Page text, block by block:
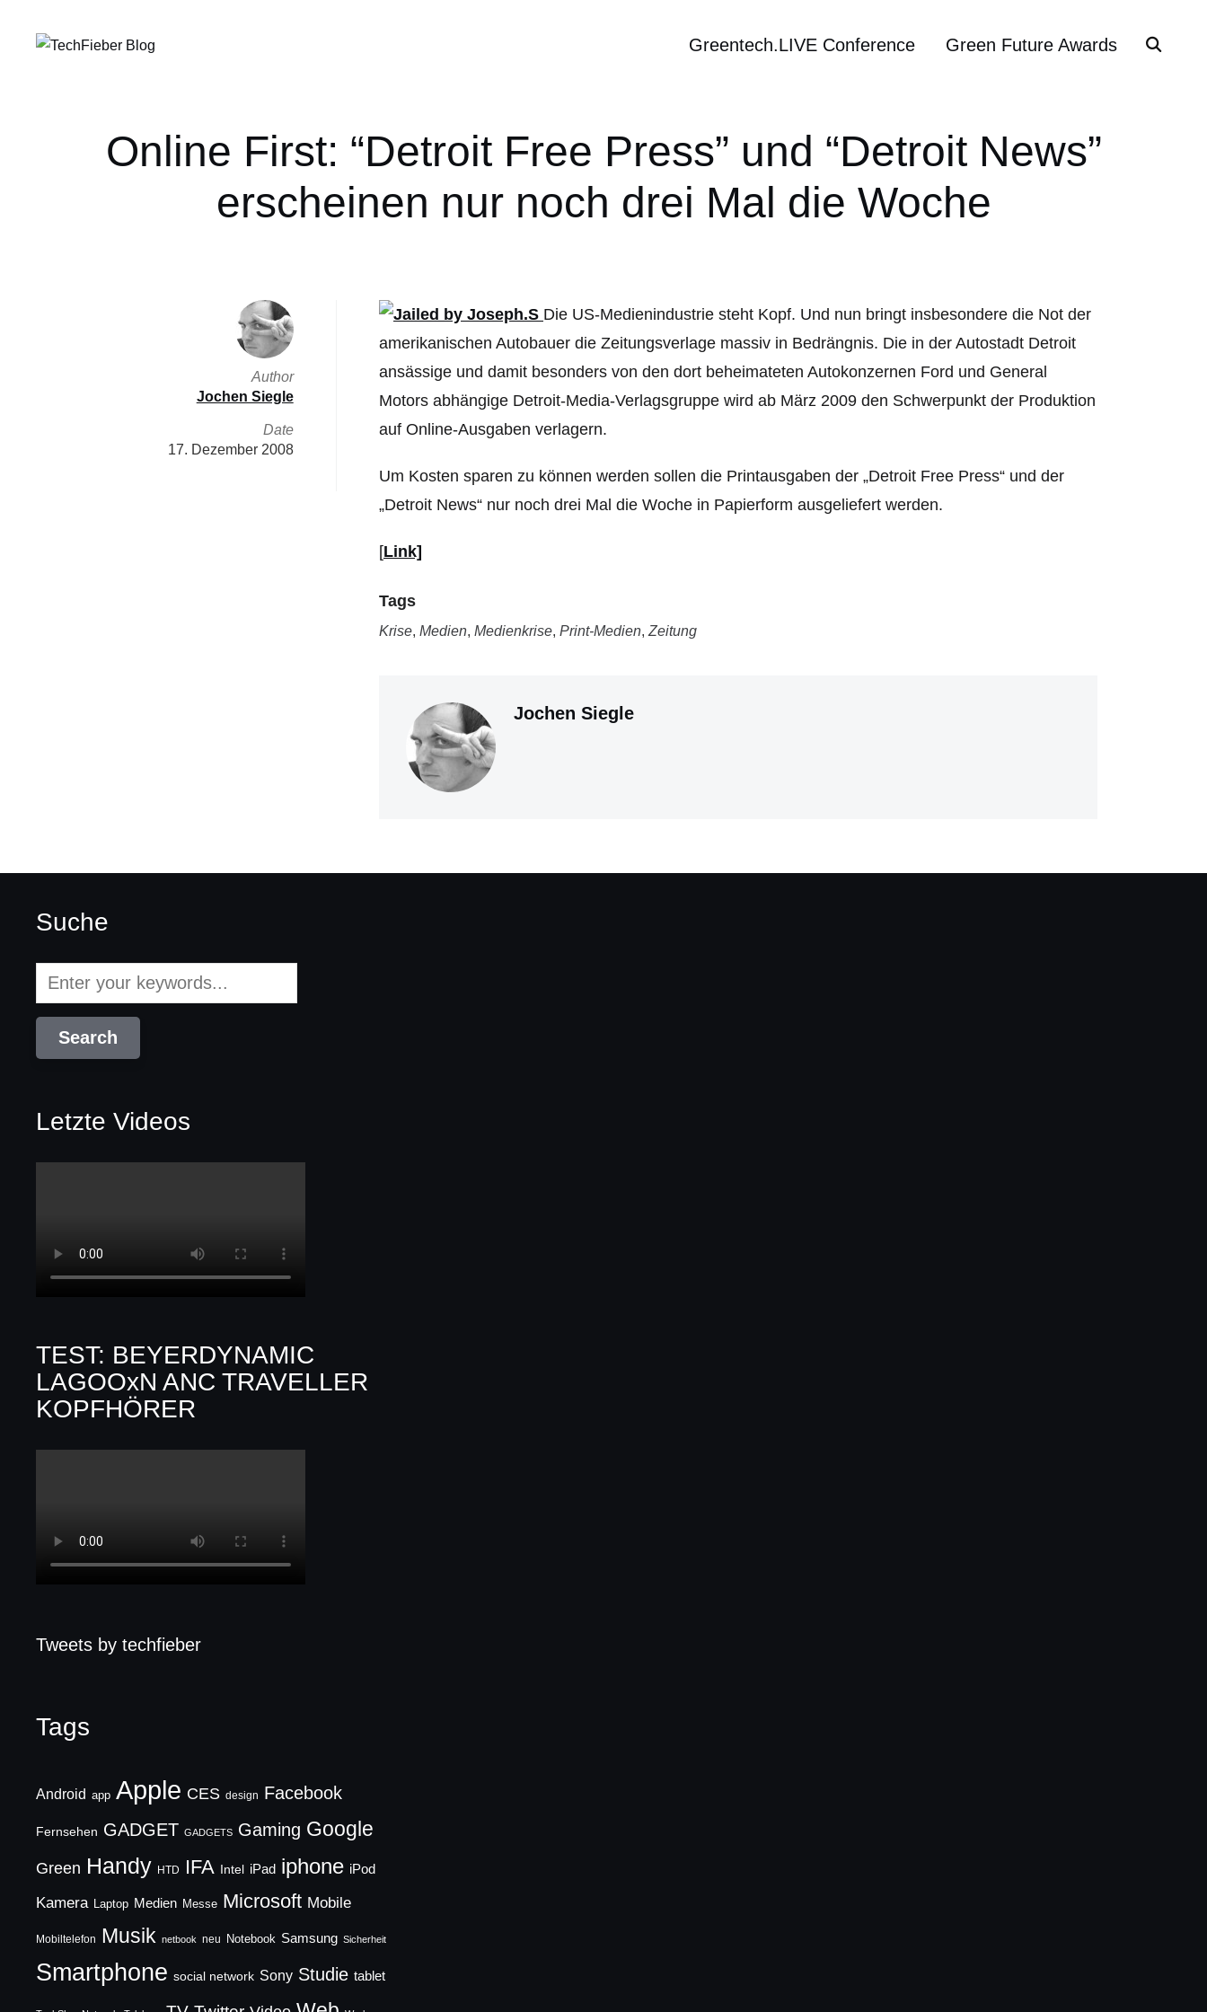
Greentech.LIVE Conference Green Future Awards
Online First: “Detroit Free Press” und “Detroit News”
erscheinen nur noch drei Mal die Woche
Die US-Medienindustrie steht Kopf. Und nun bringt insbesondere die Not der
amerikanischen Autobauer die Zeitungsverlage massiv in Bedrängnis. Die in der Autostadt Detroit
ansässige und damit besonders von den dort beheimateten Autokonzernen Ford und General
Motors abhängige Detroit-Media-Verlagsgruppe wird ab März 2009 den Schwerpunkt der Produktion
auf Online-Ausgaben verlagern.
Um Kosten sparen zu können werden sollen die Printausgaben der „Detroit Free Press“ und der
„Detroit News“ nur noch drei Mal die Woche in Papierform ausgeliefert werden.
[Link]
Tags
Krise, Medien, Medienkrise, Print-Medien, Zeitung
Jochen Siegle
Author
Jochen Siegle
Date
17. Dezember 2008
Suche
Letzte Videos
TEST: BEYERDYNAMIC
LAGOOxN ANC TRAVELLER
KOPFHÖRER
Tweets by techfieber
Tags
Android app Apple CES design Facebook
Fernsehen GADGET GADGETS Gaming Google
Green Handy HTD IFA Intel iPad iphone iPod
Kamera Laptop Medien Messe Microsoft Mobile
Mobiltelefon Musik netbook neu Notebook Samsung Sicherheit
Smartphone social network Sony Studie tablet